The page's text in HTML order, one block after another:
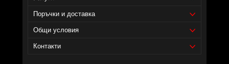
Поръчки и доставка
Общи условия
Контакти